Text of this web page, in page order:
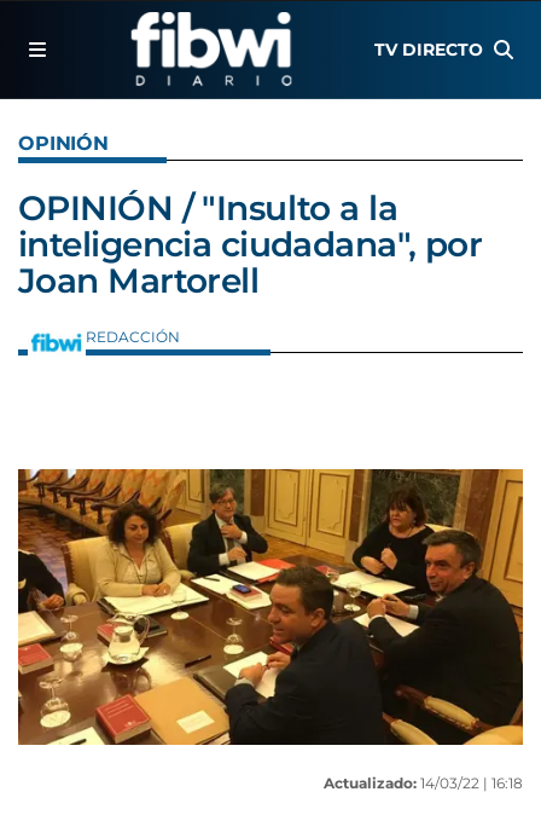
TV DIRECTO
OPINIÓN
OPINIÓN / "Insulto a la
inteligencia ciudadana", por
Joan Martorell
REDACCIÓN
Actualizado: 14/03/22 | 16:18